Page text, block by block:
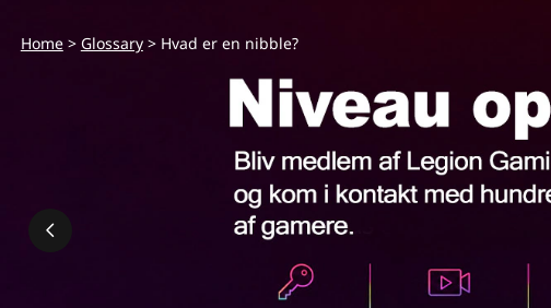
iHome> Glossary> Hvad er en nibble?